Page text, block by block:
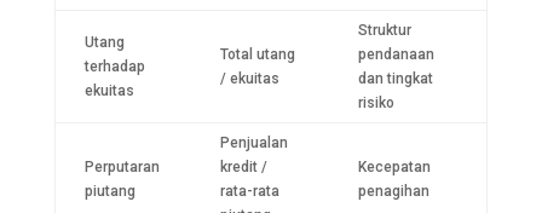
Utang
terhadap
ekuitas
Total utang
/ ekuitas
Struktur
pendanaan
dan tingkat
risiko
Perputaran
piutang
Penjualan
kredit /
rata-rata
Kecepatan
penagihan